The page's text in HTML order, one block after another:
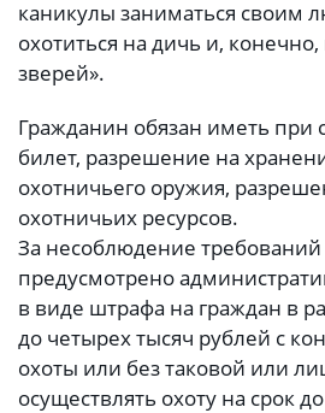
каникулы заниматься
охотиться на дичь и,
зверей».
Гражданин обязан иметь при
билет, разрешение на
охотничьего оружия,
охотничьих ресурсов.
За несоблюдение
предусмотрено
в виде штрафа на граждан в
до четырех тысяч рублей с
охоты или без таковой или
осуществлять охоту на срок